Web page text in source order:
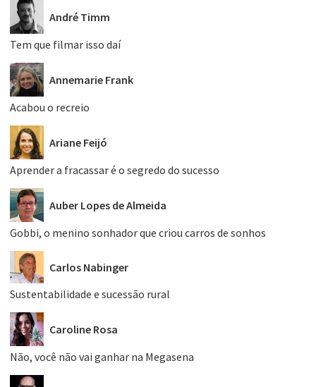
André Timm
Tem que filmar isso daí
Annemarie Frank
Acabou o recreio
Ariane Feijó
Aprender a fracassar é o segredo do sucesso
Auber Lopes de Almeida
Gobbi, o menino sonhador que criou carros de sonhos
Carlos Nabinger
Sustentabilidade e sucessão rural
Caroline Rosa
Não, você não vai ganhar na Megasena